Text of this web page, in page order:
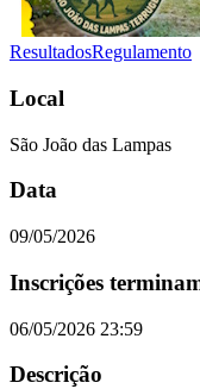
ResultadosRegulamento
Local
São João das Lampas
Data
09/05/2026
Inscrições
06/05/2026 23:59
Descrição